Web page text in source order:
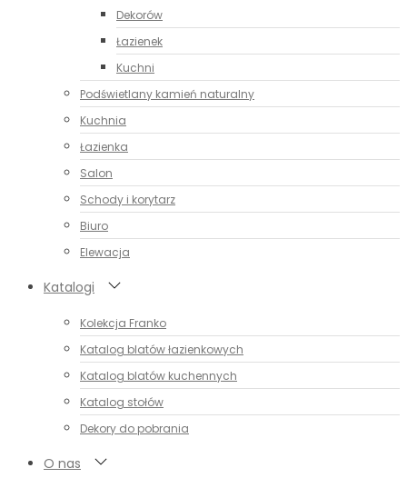
Dekorów
Łazienek
Kuchni
Podświetlany kamień naturalny
Kuchnia
Łazienka
Salon
Schody i korytarz
Biuro
Elewacja
Katalogi
Kolekcja Franko
Katalog blatów łazienkowych
Katalog blatów kuchennych
Katalog stołów
Dekory do pobrania
O nas